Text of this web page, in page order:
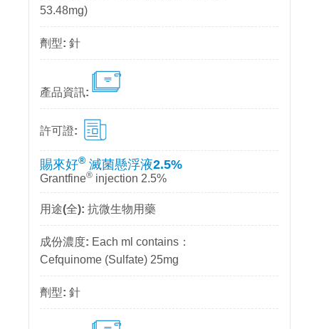
53.48mg)
針
賜來好® 滅菌懸浮液2.5%
Grantfine® injection 2.5%
抗微生物用藥
Each ml contains：
Cefquinome (Sulfate) 25mg
針